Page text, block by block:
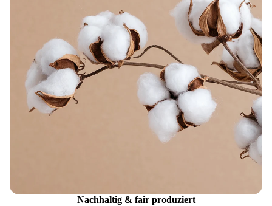
Nachhaltig & fair produziert